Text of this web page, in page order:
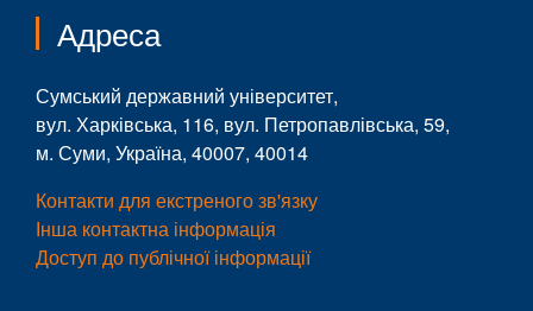
Адреса
Сумський державний університет,
вул. Харківська, 116, вул. Петропавлівська, 59,
м. Суми, Україна, 40007, 40014
Контакти для екстреного зв'язку
Інша контактна інформація
Доступ до публічної інформації